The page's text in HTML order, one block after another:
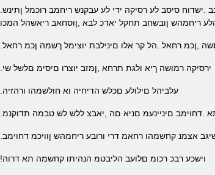
ריחמהש ןובשחב תחקל יאדכ לבא ,ןוסחאב ריאשהל המכו
,ןכמ רחאל .הל קר אלו םינילבת יוצימל ךשמה ןכמ רחאל
.ירסיקה רמושה ךיא ולגת תרחא ,ןמזב יוצרו םיסימ םלשל שי
.עלביהל םילולע םכלש הדיחיה וא חולשמהו ורהזיה
.דחוימב םיניינעמ םניא םה ,יאבצ ללש לש טבמה תדוקנמ
!וישכע רבכ רכומ םלועב הליבטמ הנהיתו קחשמה תא דרוה